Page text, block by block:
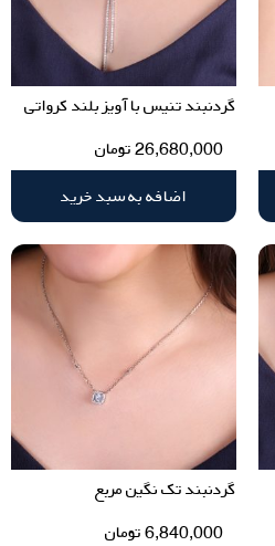
گردنبند تنیس با آویز بلند کرواتی
26,680,000تومان
اضافه به سبد خرید
گردنبند تک نگین مربع
6,840,000تومان